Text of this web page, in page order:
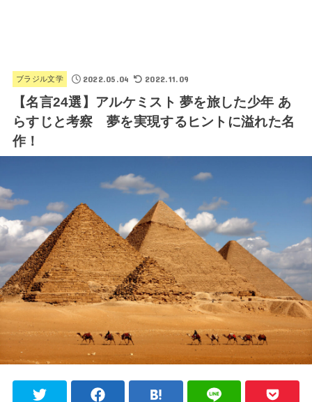
ブラジル文学 2022.05.04 2022.11.09
【名言24選】アルケミスト 夢を旅した少年 あ
らすじと考察 夢を実現するヒントに溢れた名
作！